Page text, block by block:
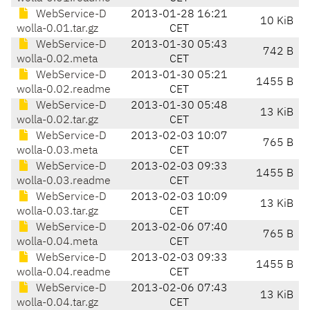
WebService-D
wolla-0.01.tar.gz
2013-01-28 16:21
CET
10 KiB
WebService-D
wolla-0.02.meta
2013-01-30 05:43
CET
742 B
WebService-D
wolla-0.02.readme
2013-01-30 05:21
CET
1455 B
WebService-D
wolla-0.02.tar.gz
2013-01-30 05:48
CET
13 KiB
WebService-D
wolla-0.03.meta
2013-02-03 10:07
CET
765 B
WebService-D
wolla-0.03.readme
2013-02-03 09:33
CET
1455 B
WebService-D
wolla-0.03.tar.gz
2013-02-03 10:09
CET
13 KiB
WebService-D
wolla-0.04.meta
2013-02-06 07:40
CET
765 B
WebService-D
wolla-0.04.readme
2013-02-03 09:33
CET
1455 B
WebService-D
wolla-0.04.tar.gz
2013-02-06 07:43
CET
13 KiB